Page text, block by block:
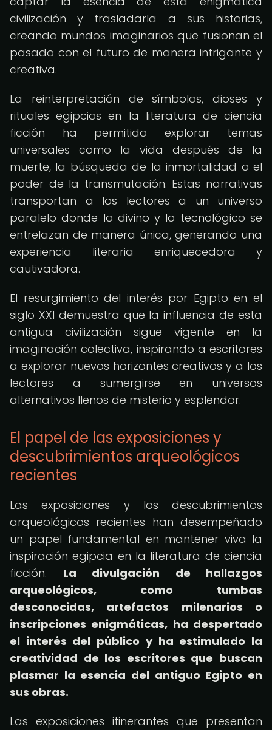
civilización y trasladarla a sus historias,
creando mundos imaginarios que fusionan el
pasado con el futuro de manera intrigante y
creativa.
La reinterpretación de símbolos, dioses y
rituales egipcios en la literatura de ciencia
ficción ha permitido explorar temas
universales como la vida después de la
muerte, la búsqueda de la inmortalidad o el
poder de la transmutación. Estas narrativas
transportan a los lectores a un universo
paralelo donde lo divino y lo tecnológico se
entrelazan de manera única, generando una
experiencia literaria enriquecedora y
cautivadora.
El resurgimiento del interés por Egipto en el
siglo XXI demuestra que la influencia de esta
antigua civilización sigue vigente en la
imaginación colectiva, inspirando a escritores
a explorar nuevos horizontes creativos y a los
lectores a sumergirse en universos
alternativos llenos de misterio y esplendor.
El papel de las exposiciones y
descubrimientos arqueológicos
recientes
Las exposiciones y los descubrimientos
arqueológicos recientes han desempeñado
un papel fundamental en mantener viva la
inspiración egipcia en la literatura de ciencia
ficción. La divulgación de hallazgos
arqueológicos, como tumbas
desconocidas, artefactos milenarios o
inscripciones enigmáticas, ha despertado
el interés del público y ha estimulado la
creatividad de los escritores que buscan
plasmar la esencia del antiguo Egipto en
sus obras.
Las exposiciones itinerantes que presentan